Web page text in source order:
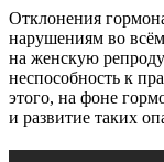
Отклонения
нарушениям во
на женскую
неспособность к
этого, на фоне
и развитие таких